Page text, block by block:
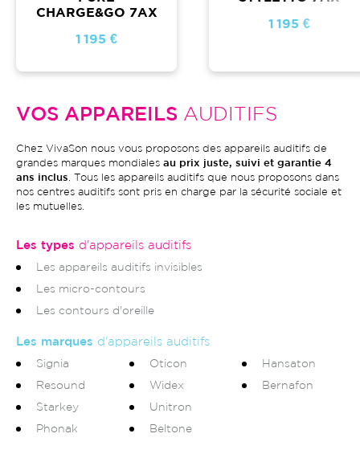
CHARGE&GO 7AX
1 195 €
1 195 €
VOS APPAREILS AUDITIFS
Chez VivaSon nous vous proposons des appareils auditifs de
grandes marques mondiales au prix juste, suivi et garantie 4
ans inclus. Tous les appareils auditifs que nous proposons dans
nos centres auditifs sont pris en charge par la sécurité sociale et
les mutuelles.
Les types d'appareils auditifs
Les appareils auditifs invisibles
Les micro-contours
Les contours d'oreille
Les marques d'appareils auditifs
Signia
Resound
Starkey
Phonak
Oticon
Widex
Unitron
Beltone
Hansaton
Bernafon